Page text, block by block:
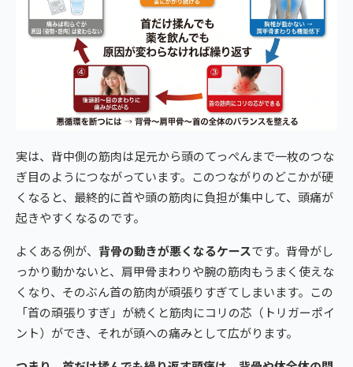
実は、背中側の筋肉は足元から頭のてっぺんまで一枚のつな
ぎ目のようにつながっています。このつながりのどこかが硬
くなると、最終的に首や頭の筋肉に負担が集中して、頭痛が
起きやすくなるのです。
よくある例が、 背骨の動きが悪くなるケースです。背骨がし
っかり動かないと、肩甲骨まわりや腕の筋肉もうまく使えな
くなり、そのぶん首の筋肉が頑張りすぎてしまいます。この
「首の頑張りすぎ」が続くと筋肉にコリの芯（トリガーポイ
ント）ができ、それが頭への痛みとして広がります。